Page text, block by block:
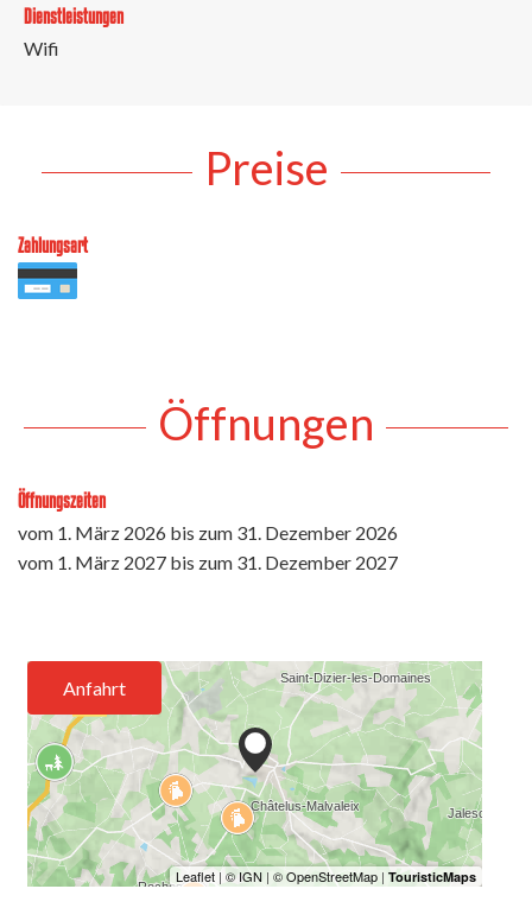
Dienstleistungen
Wifi
Preise
Zahlungsart
Öffnungen
Öffnungszeiten
vom 1. März 2026 bis zum 31. Dezember 2026
vom 1. März 2027 bis zum 31. Dezember 2027
Anfahrt